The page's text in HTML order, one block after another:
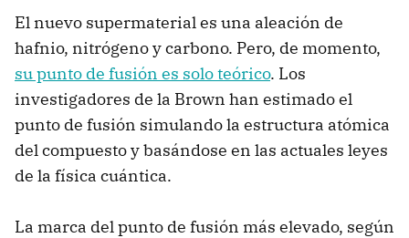
El nuevo supermaterial es una aleación de
hafnio, nitrógeno y carbono. Pero, de momento,
su punto de fusión es solo teórico. Los
investigadores de la Brown han estimado el
punto de fusión simulando la estructura atómica
del compuesto y basándose en las actuales leyes
de la física cuántica.
La marca del punto de fusión más elevado, según